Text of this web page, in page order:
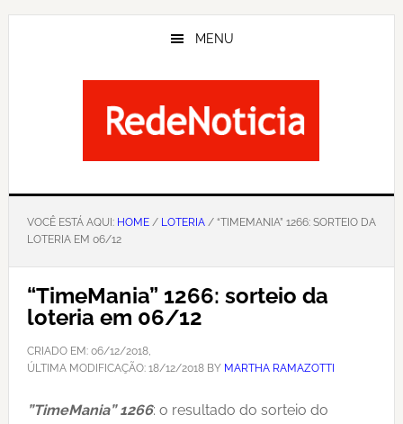
Skip
MENU
VOCÊ ESTÁ AQUI: HOME/ LOTERIA/ “TIMEMANIA” 1266: SORTEIO DA
LOTERIA EM 06/12
“TimeMania” 1266: sorteio da
loteria em 06/12
CRIADO EM: 06/12/2018,
ÚLTIMA MODIFICAÇÃO: 18/12/2018BY MARTHA RAMAZOTTI
”TimeMania” 1266: o resultado do sorteio do